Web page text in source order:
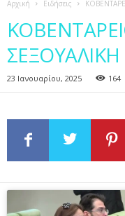
Αρχική Ειδήσεις
23 Ιανουαρίου, 2025 164